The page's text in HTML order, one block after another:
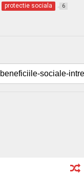
protectie sociala 6